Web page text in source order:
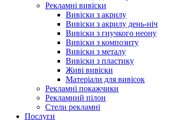
Рекламні вивіски
Вивіски з акрилу
Вивіски з акрилу день-ніч
Вивіски з гнучкого неону
Вивіски з композиту
Вивіски з металу
Вивіски з пластику
Живі вивіски
Матеріали для вивісок
Рекламні покажчики
Рекламний пілон
Стели рекламні
Послуги